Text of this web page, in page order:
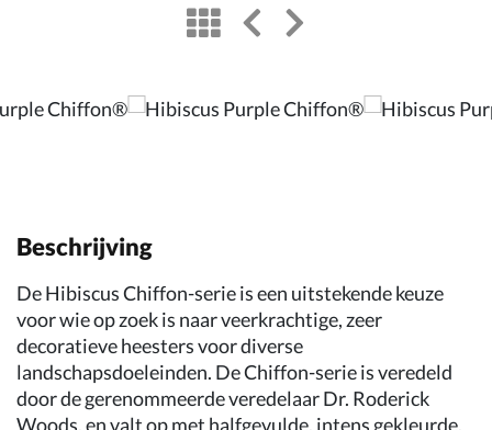
viewleft arrow
right arrow
Beschrijving
De Hibiscus Chiffon-serie is een uitstekende keuze
voor wie op zoek is naar veerkrachtige, zeer
decoratieve heesters voor diverse
landschapsdoeleinden. De Chiffon-serie is veredeld
door de gerenommeerde veredelaar Dr. Roderick
Woods, en valt op met halfgevulde, intens gekleurde,